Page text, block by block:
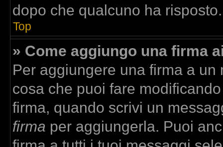
dopo che qualcuno ha risposto.
Top
» Come aggiungo una firma
Per aggiungere una firma a
cosa che puoi fare
firma, quando scrivi un
firma per aggiungerla. Puoi